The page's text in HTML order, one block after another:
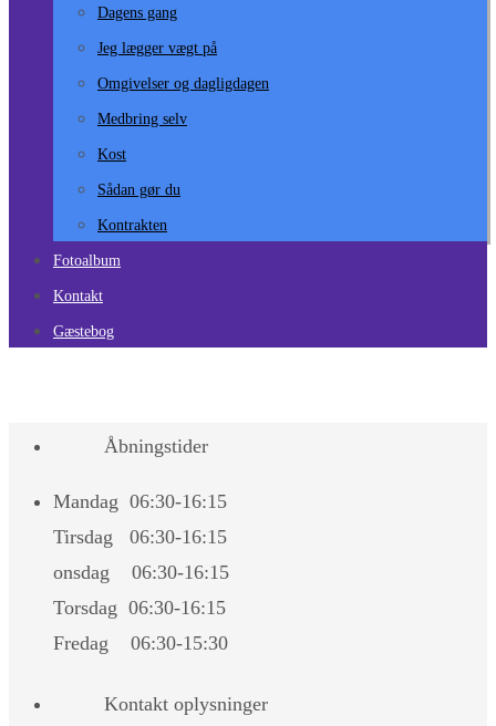
Dagens gang
Jeg lægger vægt på
Omgivelser og dagligdagen
Medbring selv
Kost
Sådan gør du
Kontrakten
Fotoalbum
Kontakt
Gæstebog
Åbningstider
Mandag 06:30-16:15
Tirsdag 06:30-16:15
onsdag 06:30-16:15
Torsdag 06:30-16:15
Fredag 06:30-15:30
Kontakt oplysninger